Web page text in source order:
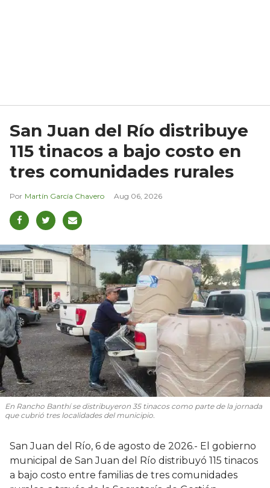
San Juan del Río distribuye
115 tinacos a bajo costo en
tres comunidades rurales
Martín García Chavero Aug 06, 2026
En Rancho Banthí se distribuyeron 35 tinacos como parte de la jornada
que cubrió tres localidades del municipio.
San Juan del Río, 6 de agosto de 2026.- El gobierno
municipal de San Juan del Río distribuyó 115 tinacos
a bajo costo entre familias de tres comunidades